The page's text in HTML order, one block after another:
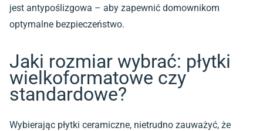
jest antypoślizgowa – aby zapewnić domownikom
optymalne bezpieczeństwo.
Jaki rozmiar wybrać: płytki
wielkoformatowe czy
standardowe?
Wybierając płytki ceramiczne, nietrudno zauważyć, że